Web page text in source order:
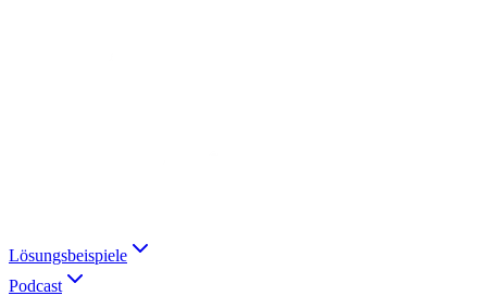
Lösungsbeispiele
Podcast